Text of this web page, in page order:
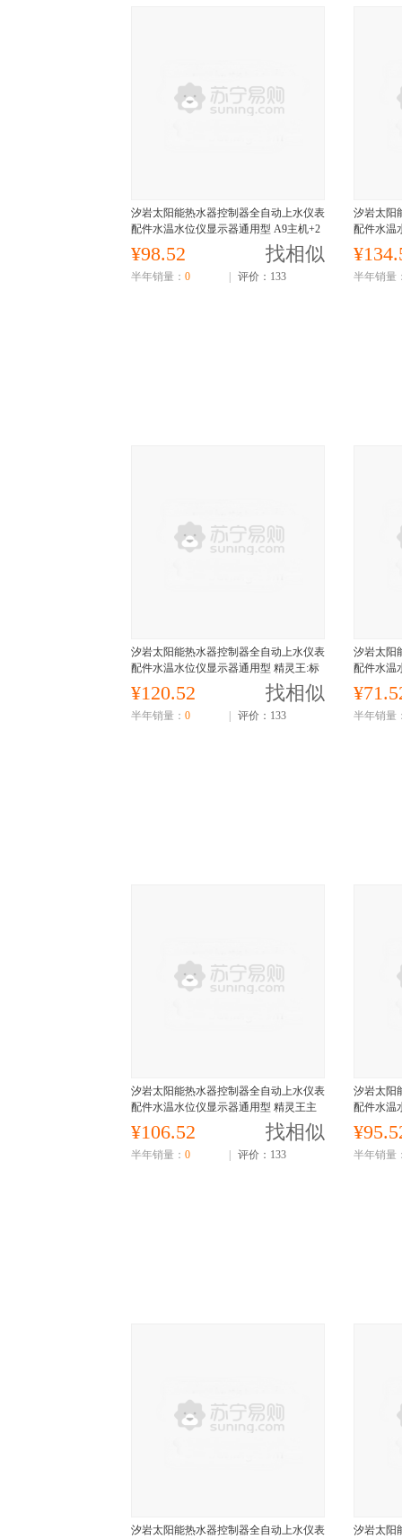
汐岩太阳能热水器控制器全自动上水仪表
配件水温水位仪显示器通用型 A9主机+2
芯短线传感器
¥98.52 找相似
半年销量： 0 评价：133
汐岩太阳
配件水温
芯全套
半年销量
汐岩太阳能热水器控制器全自动上水仪表
配件水温水位仪显示器通用型 精灵王:标
配2芯全套
¥120.52 找相似
半年销量： 0 评价：133
汐岩太阳
配件水温
光主机
半年销量
汐岩太阳能热水器控制器全自动上水仪表
配件水温水位仪显示器通用型 精灵王主
机+4芯18米线传感器
¥106.52 找相似
半年销量： 0 评价：133
汐岩太阳
配件水温
+电磁阀
半年销量
汐岩太阳能热水器控制器全自动上水仪表
汐岩太阳